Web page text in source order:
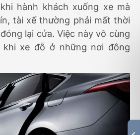
hành khách xuống xe mà
tài xế thường phải mất thời
lại cửa. Việc này vô cùng
xe đỗ ở những nơi đông